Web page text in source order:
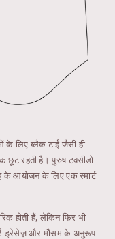
के लिए ब्लैक टाई जैसी ही
छूट रहती है। पुरुष टक्सीडो
के आयोजन के लिए एक स्मार्ट
होती हैं, लेकिन फिर भी
ड्रेसेज़ और मौसम के अनुरूप